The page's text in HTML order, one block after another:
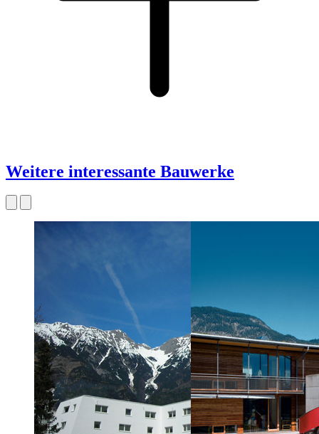
Weitere interessante Bauwerke